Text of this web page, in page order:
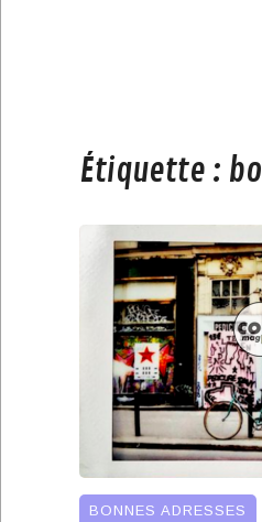
Étiquette :
BONNES ADRESSES